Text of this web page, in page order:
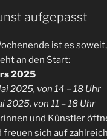
aufgepasst
ist es
an den Start:
2025
2025, von 14 – 18 Uhr
2025, von 11 – 18 Uhr
und Künstler
freuen sich auf